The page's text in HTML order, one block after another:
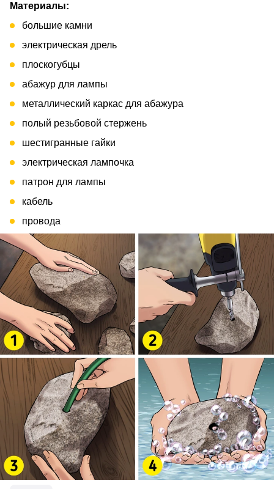
Материалы:
большие камни
электрическая дрель
плоскогубцы
абажур для лампы
металлический каркас для абажура
полый резьбовой стержень
шестигранные гайки
электрическая лампочка
патрон для лампы
кабель
провода